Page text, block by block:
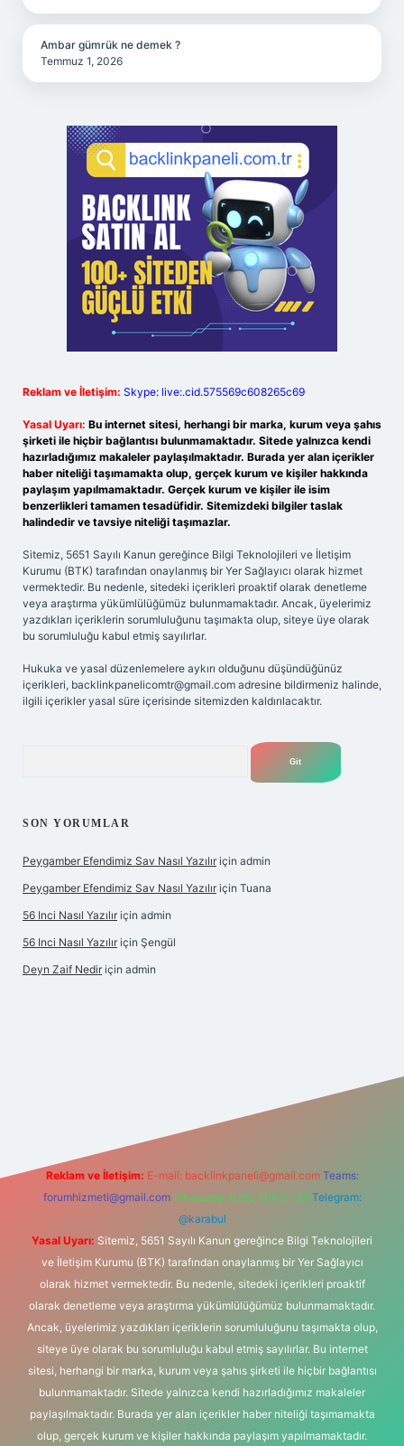
Ambar gümrük ne demek ?
Temmuz 1, 2026
Reklam ve İletişim: Skype: live:.cid.575569c608265c69
Yasal Uyarı: Bu internet sitesi, herhangi bir marka, kurum veya şahıs
şirketi ile hiçbir bağlantısı bulunmamaktadır. Sitede yalnızca kendi
hazırladığımız makaleler paylaşılmaktadır. Burada yer alan içerikler
haber niteliği taşımamakta olup, gerçek kurum ve kişiler hakkında
paylaşım yapılmamaktadır. Gerçek kurum ve kişiler ile isim
benzerlikleri tamamen tesadüfidir. Sitemizdeki bilgiler taslak
halindedir ve tavsiye niteliği taşımazlar.
Sitemiz, 5651 Sayılı Kanun gereğince Bilgi Teknolojileri ve İletişim
Kurumu (BTK) tarafından onaylanmış bir Yer Sağlayıcı olarak hizmet
vermektedir. Bu nedenle, sitedeki içerikleri proaktif olarak denetleme
veya araştırma yükümlülüğümüz bulunmamaktadır. Ancak, üyelerimiz
yazdıkları içeriklerin sorumluluğunu taşımakta olup, siteye üye olarak
bu sorumluluğu kabul etmiş sayılırlar.
Hukuka ve yasal düzenlemelere aykırı olduğunu düşündüğünüz
içerikleri, backlinkpanelicomtr@gmail.com adresine bildirmeniz halinde,
ilgili içerikler yasal süre içerisinde sitemizden kaldırılacaktır.
SON YORUMLAR
Peygamber Efendimiz Sav Nasıl Yazılır için admin
Peygamber Efendimiz Sav Nasıl Yazılır için Tuana
56 Inci Nasıl Yazılır için admin
56 Inci Nasıl Yazılır için Şengül
Deyn Zaif Nedir için admin
Reklam ve İletişim: E-mail: backlinkpaneli@gmail.com Teams:
forumhizmeti@gmail.com Whatsapp: 0262 606 0 726 Telegram:
@karabul
Yasal Uyarı: Sitemiz, 5651 Sayılı Kanun gereğince Bilgi Teknolojileri
ve İletişim Kurumu (BTK) tarafından onaylanmış bir Yer Sağlayıcı
olarak hizmet vermektedir. Bu nedenle, sitedeki içerikleri proaktif
olarak denetleme veya araştırma yükümlülüğümüz bulunmamaktadır.
Ancak, üyelerimiz yazdıkları içeriklerin sorumluluğunu taşımakta olup,
siteye üye olarak bu sorumluluğu kabul etmiş sayılırlar. Bu internet
sitesi, herhangi bir marka, kurum veya şahıs şirketi ile hiçbir bağlantısı
bulunmamaktadır. Sitede yalnızca kendi hazırladığımız makaleler
paylaşılmaktadır. Burada yer alan içerikler haber niteliği taşımamakta
olup, gerçek kurum ve kişiler hakkında paylaşım yapılmamaktadır.